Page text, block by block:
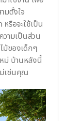
มตั้งใจ
รือจะใช้เป็น
ามเป็นส่วน
ม้ของเด็กๆ
ม่ บ้านหลังนี้
ม่เช่นคุณ